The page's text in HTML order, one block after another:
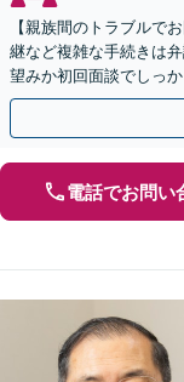
【親族間のトラブルで
継など複雑な手続きは
望みか初回面談でしっ
ださい。
電話でお問い